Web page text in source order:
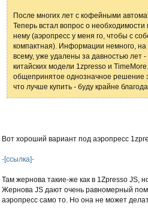
После многих лет с кофейными
Теперь встал вопрос о
нему (аэропресс у меня го, чтобы с
компактная). Информации немного, на
всему, уже удалены за давностью лет
китайских модели 1zpresso и
общепринятое однозначное решение
что лучше купить - буду крайне
Вот хороший вариант под аэропресс
-[ссылка]-
Там жернова такие-же как в 1Zpresso JS,
Жернова JS дают очень равномерный
аэропресс само то. Но она не может